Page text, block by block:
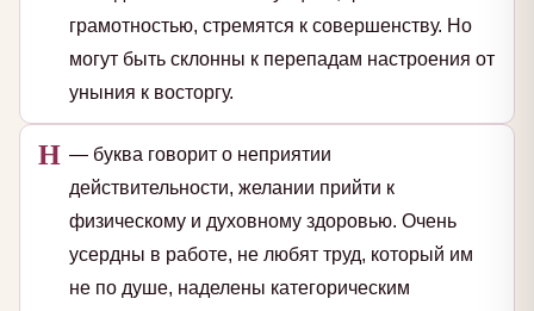
грамотностью, стремятся к совершенству. Но
могут быть склонны к перепадам настроения от
уныния к восторгу.
Н — буква говорит о неприятии
действительности, желании прийти к
физическому и духовному здоровью. Очень
усердны в работе, не любят труд, который им
не по душе, наделены категорическим